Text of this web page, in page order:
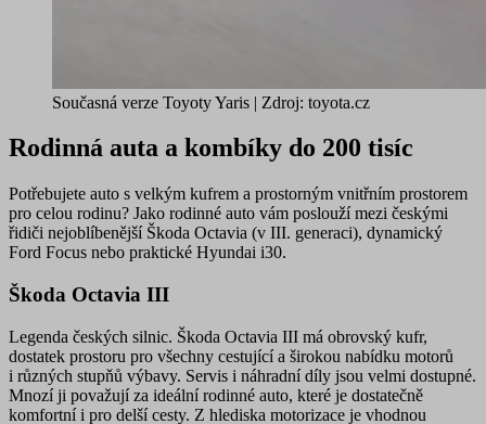
Současná verze Toyoty Yaris | Zdroj: toyota.cz
Rodinná auta a kombíky do 200 tisíc
Potřebujete auto s velkým kufrem a prostorným vnitřním prostorem
pro celou rodinu? Jako rodinné auto vám poslouží mezi českými
řidiči nejoblíbenější Škoda Octavia (v III. generaci), dynamický
Ford Focus nebo praktické Hyundai i30.
Škoda Octavia III
Legenda českých silnic. Škoda Octavia III má obrovský kufr,
dostatek prostoru pro všechny cestující a širokou nabídku motorů
i různých stupňů výbavy. Servis i náhradní díly jsou velmi dostupné.
Mnozí ji považují za ideální rodinné auto, které je dostatečně
komfortní i pro delší cesty. Z hlediska motorizace je vhodnou